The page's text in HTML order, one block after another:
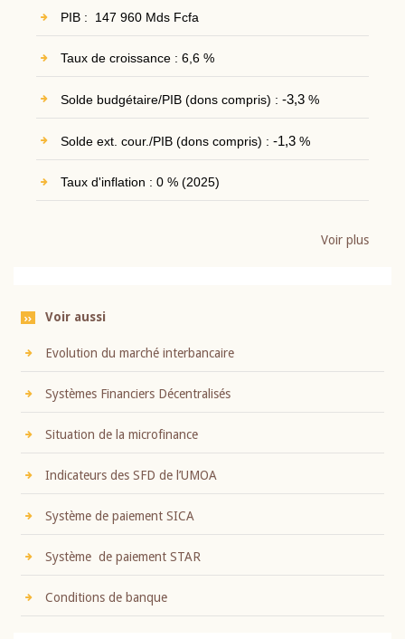
PIB : 147 960 Mds Fcfa
Taux de croissance : 6,6 %
Solde budgétaire/PIB (dons compris) : -3,3%
Solde ext. cour./PIB (dons compris) : -1,3%
Taux d'inflation : 0 % (2025)
Voir plus
Voir aussi
Evolution du marché interbancaire
Systèmes Financiers Décentralisés
Situation de la microfinance
Indicateurs des SFD de l’UMOA
Système de paiement SICA
Système de paiement STAR
Conditions de banque